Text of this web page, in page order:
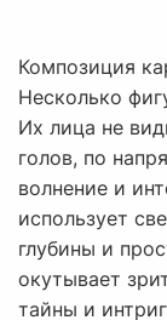
Композиция
Несколько
Их лица не
голов, по
волнение и
использует
глубины и
окутывает
тайны и